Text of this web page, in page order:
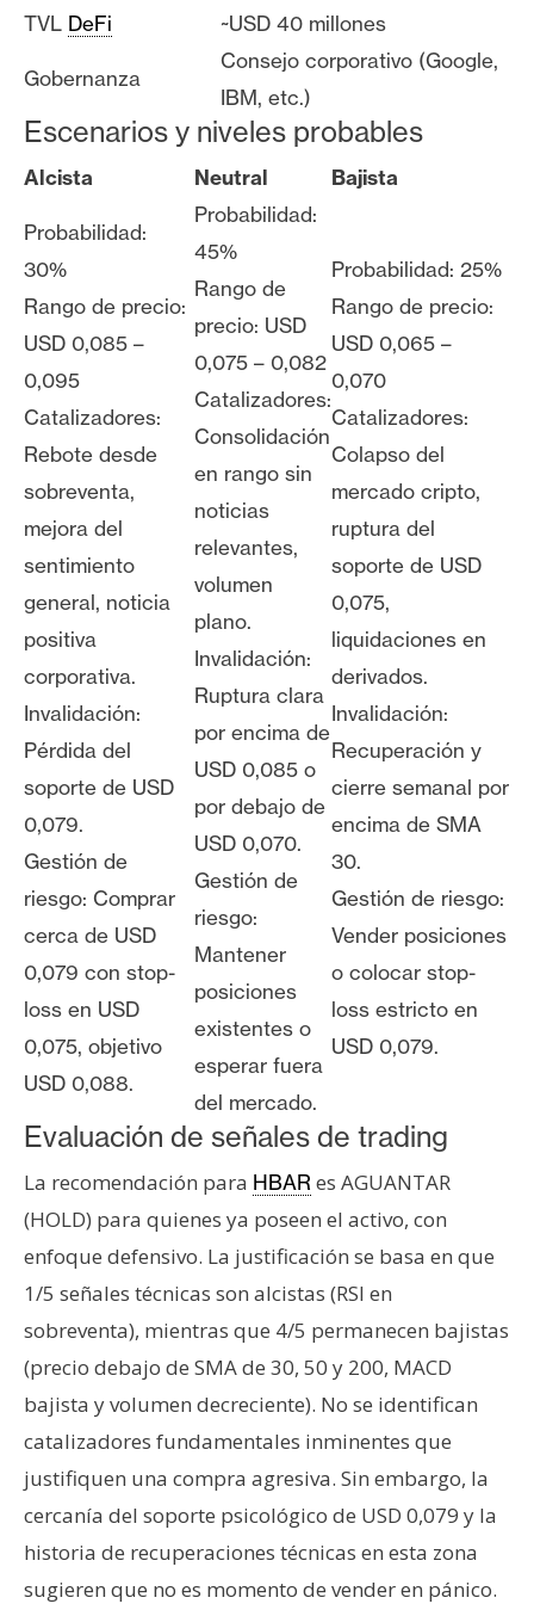
TVL DeFi ~USD 40 millones
Gobernanza
Consejo corporativo (Google,
IBM, etc.)
Escenarios y niveles probables
Alcista Neutral Bajista
Probabilidad:
30%
Rango de precio:
USD 0,085 –
0,095
Catalizadores:
Rebote desde
sobreventa,
mejora del
sentimiento
general, noticia
positiva
corporativa.
Invalidación:
Pérdida del
soporte de USD
0,079.
Gestión de
riesgo: Comprar
cerca de USD
0,079 con stop-
loss en USD
0,075, objetivo
USD 0,088.
Probabilidad:
45%
Rango de
precio: USD
0,075 – 0,082
Catalizadores:
Consolidación
en rango sin
noticias
relevantes,
volumen
plano.
Invalidación:
Ruptura clara
por encima de
USD 0,085 o
por debajo de
USD 0,070.
Gestión de
riesgo:
Mantener
posiciones
existentes o
esperar fuera
del mercado.
Probabilidad: 25%
Rango de precio:
USD 0,065 –
0,070
Catalizadores:
Colapso del
mercado cripto,
ruptura del
soporte de USD
0,075,
liquidaciones en
derivados.
Invalidación:
Recuperación y
cierre semanal por
encima de SMA
30.
Gestión de riesgo:
Vender posiciones
o colocar stop-
loss estricto en
USD 0,079.
Evaluación de señales de trading
La recomendación para HBAR es AGUANTAR
(HOLD) para quienes ya poseen el activo, con
enfoque defensivo. La justificación se basa en que
1/5 señales técnicas son alcistas (RSI en
sobreventa), mientras que 4/5 permanecen bajistas
(precio debajo de SMA de 30, 50 y 200, MACD
bajista y volumen decreciente). No se identifican
catalizadores fundamentales inminentes que
justifiquen una compra agresiva. Sin embargo, la
cercanía del soporte psicológico de USD 0,079 y la
historia de recuperaciones técnicas en esta zona
sugieren que no es momento de vender en pánico.